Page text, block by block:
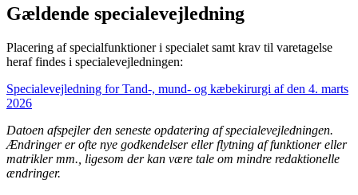
Gældende specialevejledning
Placering af specialfunktioner i specialet samt krav til varetagelse
heraf findes i specialevejledningen:
Specialevejledning for Tand-, mund- og kæbekirurgi af den 4. marts
2026
Datoen afspejler den seneste opdatering af specialevejledningen.
Ændringer er ofte nye godkendelser eller flytning af funktioner eller
matrikler mm., ligesom der kan være tale om mindre redaktionelle
ændringer.